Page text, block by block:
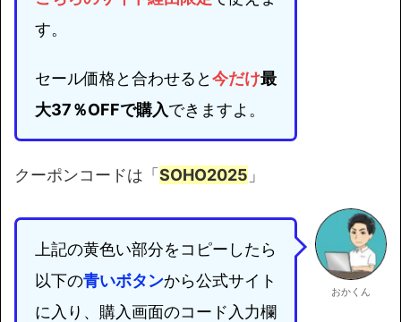
す。
セール価格と合わせると今だけ最
大37％OFFで購入できますよ。
クーポンコードは「SOHO2025 」
上記の黄色い部分をコピーしたら
以下の青いボタンから公式サイト
に入り、購入画面のコード入力欄
おかくん